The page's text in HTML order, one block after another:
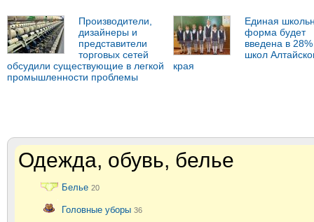
Производители,
дизайнеры и
представители
торговых сетей
обсудили существующие в легкой
промышленности проблемы
Единая
форма будет
введена в 28%
школ
края
Одежда, обувь, белье
Белье 20
Головные уборы 36